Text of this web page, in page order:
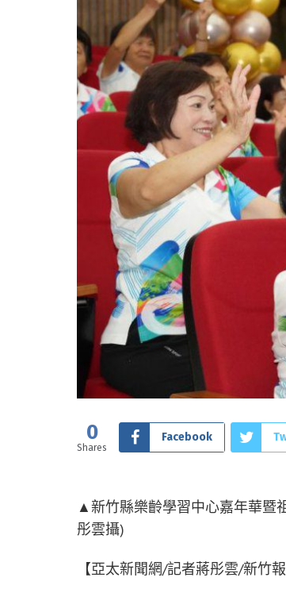
0
Shares
Facebook
▲新竹縣樂齡學習中心嘉年華暨
彤雲攝)
【亞太新聞網/記者蔣彤雲/新竹報